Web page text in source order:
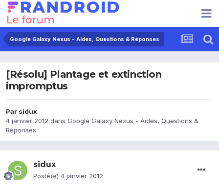
Google Galaxy Nexus - Aides, Questions & Réponses
[Résolu] Plantage et extinction
impromptus
Par sidux
4 janvier 2012 dans Google Galaxy Nexus - Aides, Questions &
Réponses
sidux
Posté(e) 4 janvier 2012